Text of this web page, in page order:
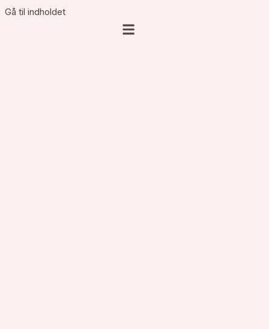
Gå til indholdet